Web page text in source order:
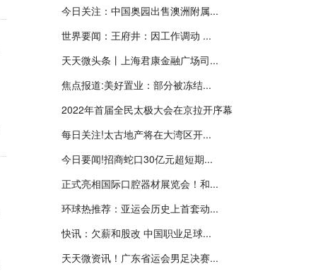
今日关注：中国奥园出售澳洲附属...
世界要闻：王府井：因工作调动 ...
天天微头条丨上海君康金融广场司...
焦点报道:美好置业：部分被冻结...
2022年首届全民太极大会在京拉开序幕
每日关注!太古地产将在大湾区开...
今日要闻!招商蛇口30亿元超短期...
正式亮相国际口腔器材展览会！和...
环球热推荐：亚运会历史上首套动...
快讯：欠薪和股改 中国职业足球...
天天微资讯！广东省运会男足决赛...